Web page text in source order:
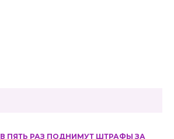
В ПЯТЬ РАЗ ПОДНИМУТ ШТРАФЫ ЗА